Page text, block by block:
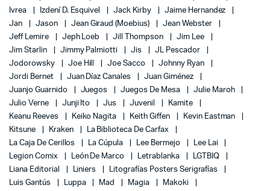
Ivrea
Izdení D. Esquivel Jack Kirby
Jaime Hernandez
Jan
Jason Jean Giraud (Moebius)
Jean Webster
Jeff Lemire
Jeph Loeb Jill Thompson
Jim Lee
Jim Starlin
Jimmy Palmiotti Jis
JL Pescador
Jodorowsky
Joe Hill Joe Sacco
Johnny Ryan
Jordi Bernet
Juan Díaz Canales
Juan Giménez
Juanjo Guarnido
Juegos Juegos De Mesa
Julie Maroh
Julio Verne
Junji Ito Jus Juvenil
Kamite
Keanu Reeves
Keiko Nagita Keith Giffen
Kevin Eastman
Kitsune
Kraken
La Biblioteca De Carfax
La Caja De Cerillos
La Cúpula Lee Bermejo
Lee Lai
Legion Comix
León De Marco Letrablanka
LGTBIQ
Liana Editorial
Liniers
Litografías Posters Serigrafías
Luis Gantús
Luppa Mad Magia
Makoki